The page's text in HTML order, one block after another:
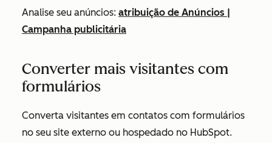
Analise seu anúncios: atribuição de Anúncios |
Campanha publicitária
Converter mais visitantes com
formulários
Converta visitantes em contatos com formulários
no seu site externo ou hospedado no HubSpot.